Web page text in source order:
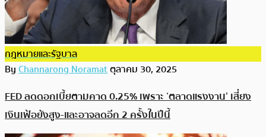
กฎหมายและรัฐบาล
ByChannarong Noramatตุลาคม 30, 2025
FED ลดดอกเบี้ยตามคาด 0.25% เพราะ ‘ตลาดแรงงาน’ เสี่ยง
เงินเฟ้อยังสูง-และอาจลดอีก 2 ครั้งในปีนี้